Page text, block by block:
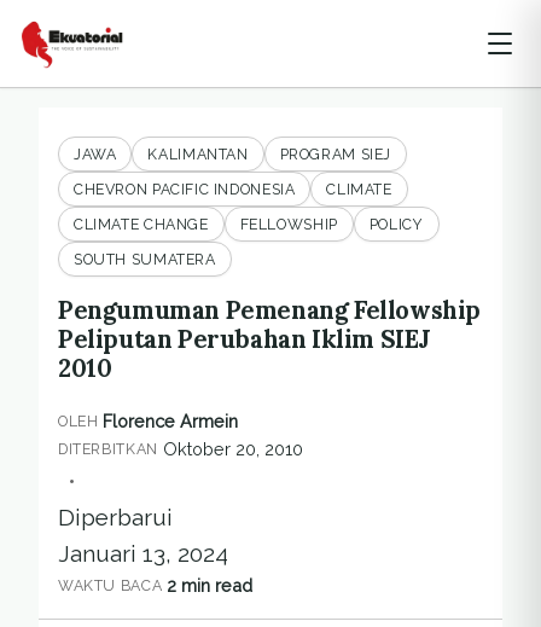
JAWA KALIMANTAN
PROGRAM SIEJ
CHEVRON PACIFIC INDONESIA
CLIMATE
CLIMATE CHANGE
FELLOWSHIP
POLICY
SOUTH SUMATERA
Pengumuman Pemenang Fellowship
Peliputan Perubahan Iklim SIEJ
2010
OLEH Florence Armein
DITERBITKAN Oktober 20, 2010
•
Diperbarui
Januari 13, 2024
WAKTU BACA 2 min read